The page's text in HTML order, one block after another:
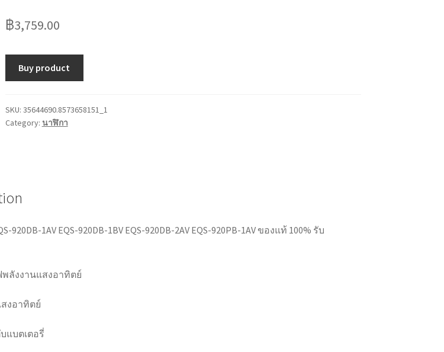
฿3,759.00
Buy product
SKU: 35644690.8573658151_1
Category: นาฬิกา
920DB-1AV EQS-920DB-1BV EQS-920DB-2AV EQS-920PB-1AV ของแท้ 100% รับ
ลังงานแสงอาทิตย์
งอาทิตย์
แบตเตอรี่